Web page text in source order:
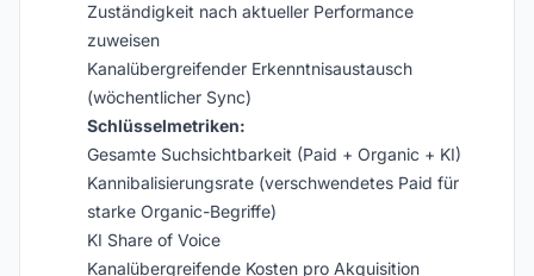
Zuständigkeit nach aktueller Performance
zuweisen
Kanalübergreifender Erkenntnisaustausch
(wöchentlicher Sync)
Schlüsselmetriken:
Gesamte Suchsichtbarkeit (Paid + Organic + KI)
Kannibalisierungsrate (verschwendetes Paid für
starke Organic-Begriffe)
KI Share of Voice
Kanalübergreifende Kosten pro Akquisition